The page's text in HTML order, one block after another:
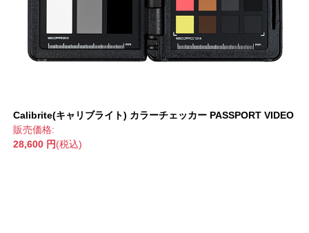
Calibrite(キャリブライト) カラーチェッカー PASSPORT VIDEO
販売価格:
28,600 円(税込)